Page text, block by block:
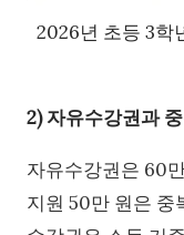
2026년 초등 3학
2) 자유수강권과
자유수강권은 60
지원 50만 원은 중